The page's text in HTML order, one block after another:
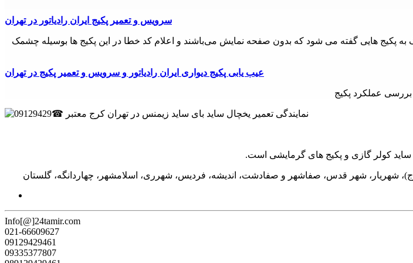
سرویس و تعمیر پکیج ایران رادیاتور در تهران
به پکیج هایی گفته می شود که بدون صفحه نمایش می‌باشند و اعلام کد خطا در این پکیج ها بوسیله چشمک
عیب یابی پکيج دیواری ایران رادیاتور و سرویس و تعمیر پکیج در تهران
بررسی عملکرد پکیج
شهریار، شهر قدس، صفاشهر و صفادشت، اندیشه، فردیس، شهرری، اسلامشهر، چهاردانگه، گلستان
Info[@]24tamir.com
021-66609627
09129429461
09335377807